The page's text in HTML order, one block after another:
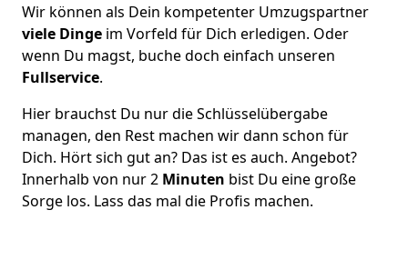
Wir können als Dein kompetenter Umzugspartner
viele Dinge im Vorfeld für Dich erledigen. Oder
wenn Du magst, buche doch einfach unseren
Fullservice.
Hier brauchst Du nur die Schlüsselübergabe
managen, den Rest machen wir dann schon für
Dich. Hört sich gut an? Das ist es auch. Angebot?
Innerhalb von nur 2 Minuten bist Du eine große
Sorge los. Lass das mal die Profis machen.